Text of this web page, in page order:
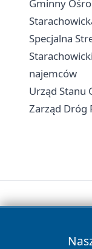
Gminny
Specjalna
najemców
Urząd Stanu
Zarząd Dróg